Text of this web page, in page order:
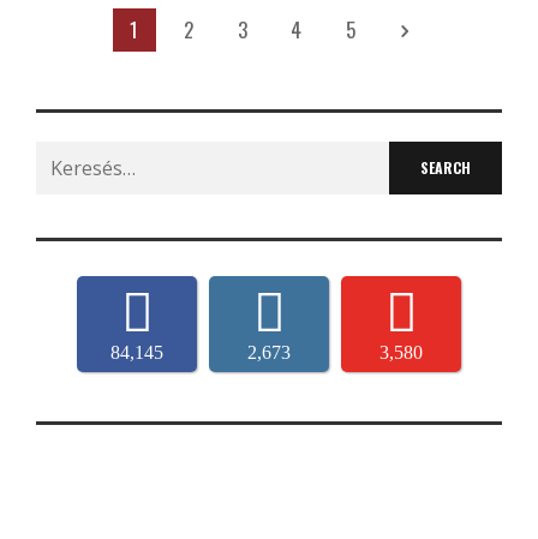
1 2 3 4 5
Search
for:
84,145 2,673 3,580